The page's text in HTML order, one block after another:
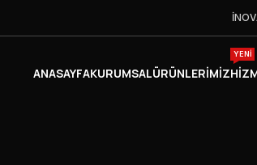
ANASAYFAKURUMSALÜRÜNLERIMIZ
YENİ